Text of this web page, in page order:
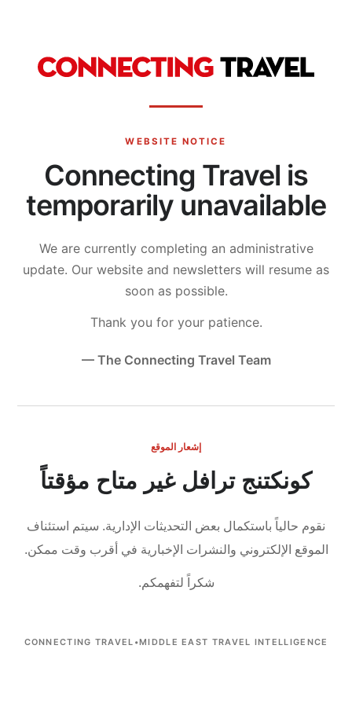
WEBSITE NOTICE
Connecting Travel is
temporarily unavailable
We are currently completing an administrative
update. Our website and newsletters will resume as
soon as possible.
Thank you for your patience.
— The Connecting Travel Team
إشعار الموقع
كونكتنج ترافل غير متاح مؤقتاً
نقوم حالياً باستكمال بعض التحديثات الإدارية. سيتم استئناف
الموقع الإلكتروني والنشرات الإخبارية في أقرب وقت ممكن.
شكراً لتفهمكم.
CONNECTING TRAVEL •MIDDLE EAST TRAVEL INTELLIGENCE